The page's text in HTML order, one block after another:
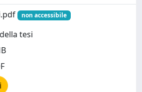
non accessibile
tesi